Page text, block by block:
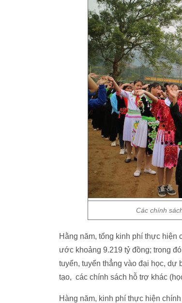
Các chính
Hằng năm, tổng kinh phí thực hiện
ước khoảng 9.219 tỷ đồng; trong
tuyển, tuyển thẳng vào đại học, dự
tạo, các chính sách hỗ trợ khác
Hàng năm, kinh phí thực hiện